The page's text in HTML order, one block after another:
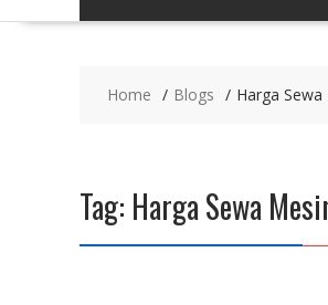
Home Blogs Harga
Tag: Harga Sewa